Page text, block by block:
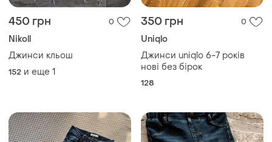
450 грн 0
Nikoll
Джинси кльош
152 и еще 1
350 грн 0
Uniqlo
Джинси uniqlo 6-7 років
нові без бірок
128